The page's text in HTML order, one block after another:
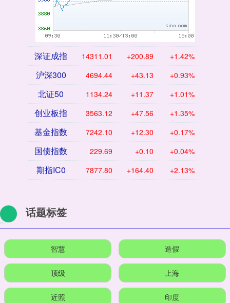
深证成指 14311.01 +200.89 +1.42%
沪深300 4694.44 +43.13 +0.93%
北证50 1134.24 +11.37 +1.01%
创业板指 3563.12 +47.56 +1.35%
基金指数 7242.10 +12.30 +0.17%
国债指数 229.69 +0.10 +0.04%
期指IC0 7877.80 +164.40 +2.13%
话题标签
智慧 造假
顶级 上海
近照 印度